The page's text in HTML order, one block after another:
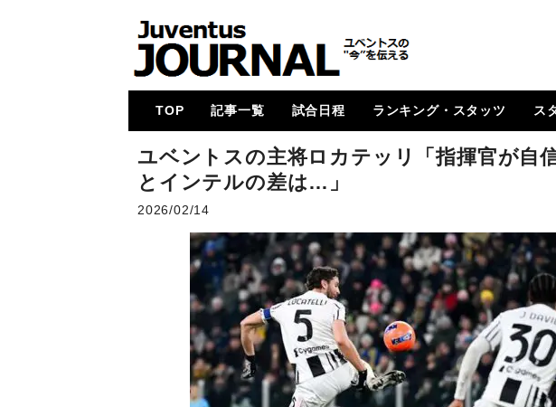
TOP 記事一覧
メイン
コラム
特集
メルカート
動画
試合レビュー
招集メンバー
UCL
U23・下部組織・
Women
カルチョ全般
試合日程
2017-18
2018-19
2019-20
2020-21
2021-22
2022-23
2023-24
2024-25
ランキング・スタッツ
各国順位表
次節 日程一覧
ゴールランキング
ス
は
ユベントスの主将ロカテッリ「指揮官が自
とインテルの差は…」
2026/02/14